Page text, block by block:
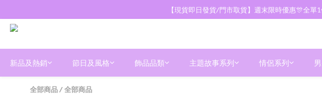
【現貨即日發貨/門市取貨】週末限時優惠🎊全
新品及熱銷 節日及風格 飾品品類 主題故事系列 情侶系列
全部商品/全部商品